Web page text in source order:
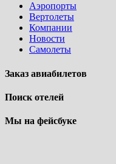
Аэропорты
Вертолеты
Компании
Новости
Самолеты
Заказ авиабилетов
Поиск отелей
Мы на фейсбуке